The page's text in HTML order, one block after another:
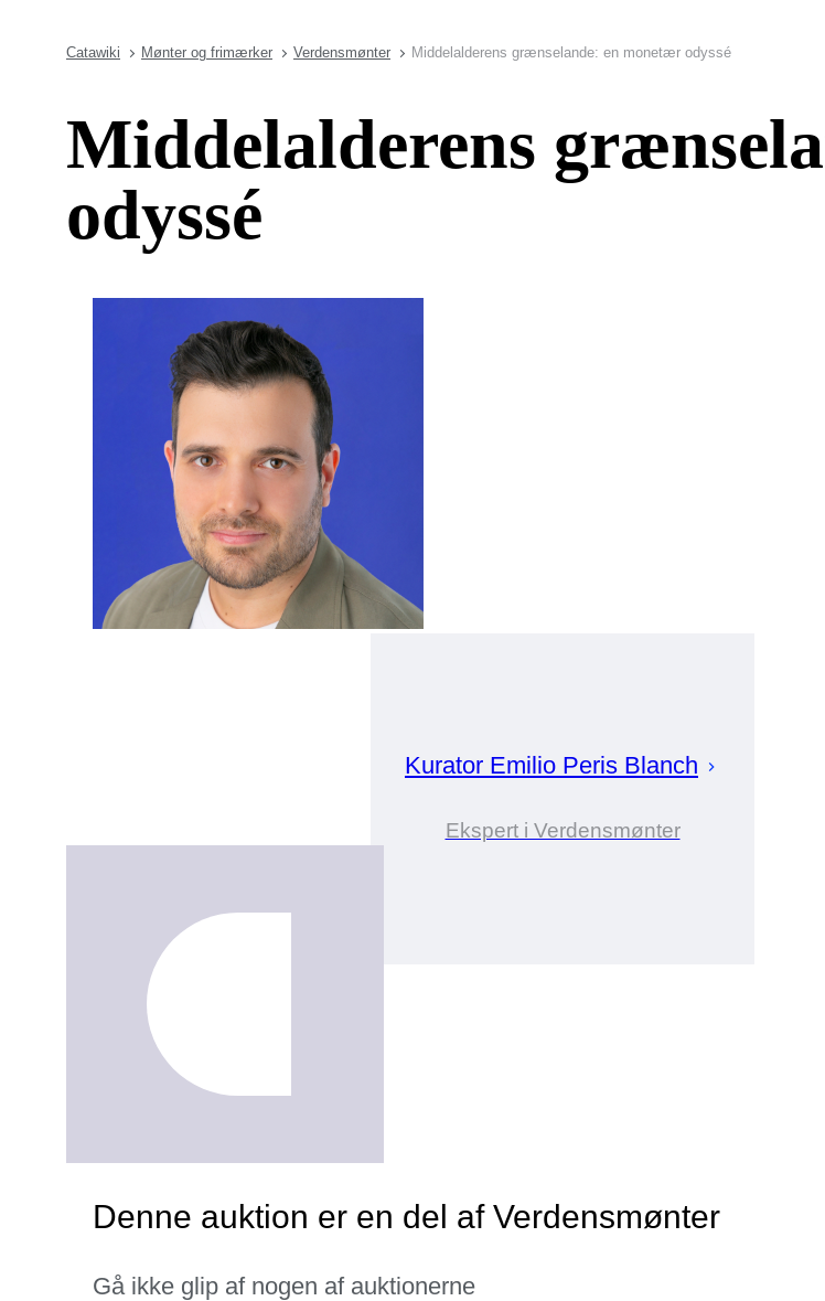
Catawiki Mønter og frimærker Verdensmønter Middelalderens grænselande: en monetær odyssé
Middelalderens
odyssé
Kurator Emilio Peris Blanch
Ekspert i Verdensmønter
Denne auktion er en del af Verdensmønter
Gå ikke glip af nogen af auktionerne